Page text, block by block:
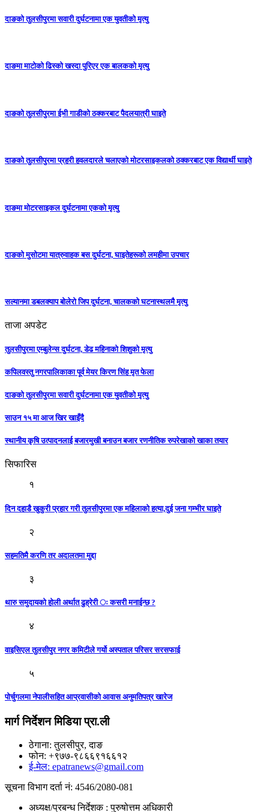
दाङको तुलसीपुरमा सवारी दुर्घटनामा एक युवतीको मृत्यु
दाङमा माटोको ढिस्को खस्दा पुरिएर एक बालकको मृत्यु
दाङको तुलसीपुरमा ईभी गाडीको ठक्करबाट पैदलयात्री घाइते
दाङको तुलसीपुरमा प्रहरी हवलदारले चलाएको मोटरसाइकलको ठक्करबाट एक विद्यार्थी घाइते
दाङमा मोटरसाइकल दुर्घटनामा एकको मृत्यु
दाङकाे मुसोटमा यात्रुवाहक बस दुर्घटना, घाइतेहरूको लमहीमा उपचार
सल्यानमा डबलक्याप बोलेरो जिप दुर्घटना, चालकको घटनास्थलमै मृत्यु
ताजा अपडेट
तुलसीपुरमा एम्बुलेन्स दुर्घटना, डेढ महिनाको शिशुको मृत्यु
कपिलवस्तु नगरपालिकाका पूर्व मेयर किरण सिंह मृत फेला
दाङको तुलसीपुरमा सवारी दुर्घटनामा एक युवतीको मृत्यु
साउन १५ मा आज खिर खाइँदै
स्थानीय कृषि उत्पादनलाई बजारमुखी बनाउन बजार रणनीतिक रुपरेखाको खाका तयार
सिफारिस
१
दिन दहाडै खुकुरी प्रहार गरी तुलसीपुरमा एक महिलाको हत्या,दुई जना गम्भीर घाइते
२
सहमतिमै करणि तर अदालतमा मुद्दा
३
थारु समुदायको होली अर्थात ढुह्रेरी ः कसरी मनाईन्छ ?
४
वाइसिएल तुलसीपुर नगर कमिटीले गर्यो अस्पताल परिसर सरसफाई
५
पोर्चुगलमा नेपालीसहित आप्रवासीको आवास अनुमतिपत्र खारेज
मार्ग निर्देशन मिडिया प्रा.ली
ठेगाना: तुलसीपुर, दाङ
फोन: +९७७-९८६६९१६६१२
ई-मेल: epatranews@gmail.com
सूचना विभाग दर्ता नं: 4546/2080-081
अध्यक्ष/प्रबन्ध निर्देशक : पुरुषोत्तम अधिकारी